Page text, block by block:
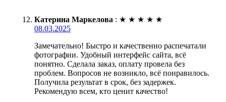
Катерина Маркелова : ★ ★ ★ ★ ★
08.03.2025
Замечательно! Быстро и качественно распечатали
фотографии. Удобный интерфейс сайта, всё
понятно. Сделала заказ, оплату провела без
проблем. Вопросов не возникло, всё понравилось.
Получила результат в срок, без задержек.
Рекомендую всем, кто ценит качество!